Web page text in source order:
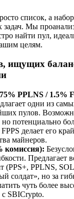
список, а
задач. Мы
найти пул,
целям.
ищущих
PPLNS / 1.5%
одни из
пулов.
потенциально
делает его
майнеров.
комиссия):
Предлагает
(PPS+, PPLNS,
солдат», но за
чуть более
SBICrypto.